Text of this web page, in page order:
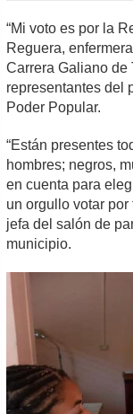
“Mi voto es por la
Reguera,
Carrera Galiano de
representantes del
Poder Popular.
“Están presentes
hombres; negros,
en cuenta para
un orgullo votar por
jefa del salón de
municipio.